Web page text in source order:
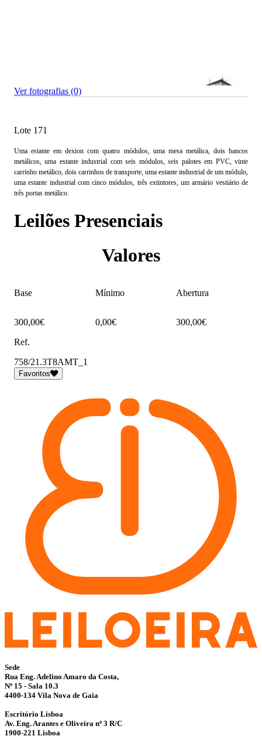
Ver fotografias (0)
Lote 171
Uma estante em dexion com quatro módulos, uma mesa metálica, dois bancos
metálicos, uma estante industrial com seis módulos, seis palotes em PVC, vinte
carrinho metálico, dois carrinhos de transporte, uma estante industrial de um módulo,
uma estante industrial com cinco módulos, três extintores, um armário vestiário de
três portas metálico.
Leilões Presenciais
Valores
Base Mínimo Abertura
300,00€ 0,00€
300,00€
Ref.
758/21.3T8AMT_1
Favoritos
Sede
Rua Eng. Adelino Amaro da Costa,
Nº 15 - Sala 10.3
4400-134 Vila Nova de Gaia
Escritório Lisboa
Av. Eng. Arantes e Oliveira nº 3 R/C
1900-221 Lisboa